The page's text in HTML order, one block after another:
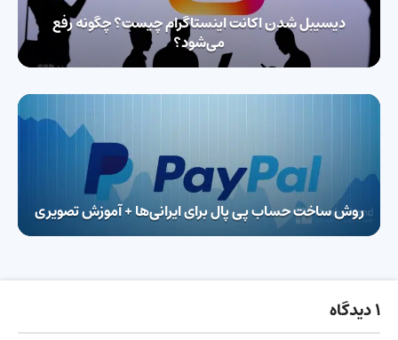
دیسیبل ‌شدن اکانت اینستاگرام چیست؟ چگونه رفع
می‌شود؟
روش ساخت حساب پی پال برای ایرانی‌ها + آموزش تصویری
1 دیدگاه